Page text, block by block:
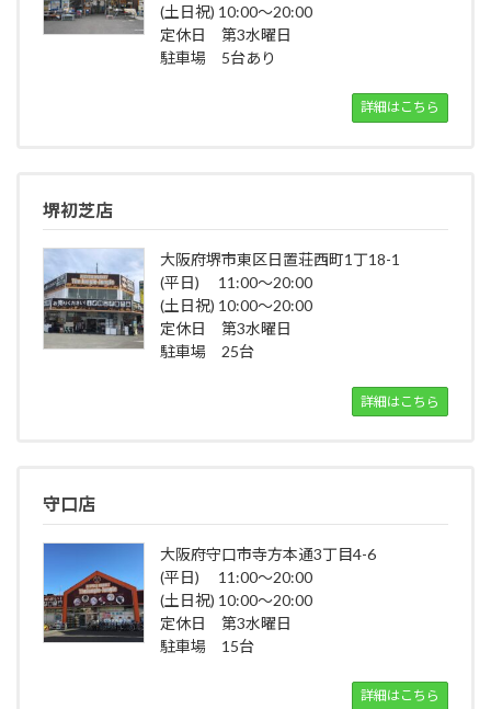
(土日祝) 10:00～20:00
定休日 第3水曜日
駐車場 5台あり
詳細はこちら
堺初芝店
大阪府堺市東区日置荘西町1丁18-1
(平日) 11:00～20:00
(土日祝) 10:00～20:00
定休日 第3水曜日
駐車場 25台
詳細はこちら
守口店
大阪府守口市寺方本通3丁目4-6
(平日) 11:00～20:00
(土日祝) 10:00～20:00
定休日 第3水曜日
駐車場 15台
詳細はこちら